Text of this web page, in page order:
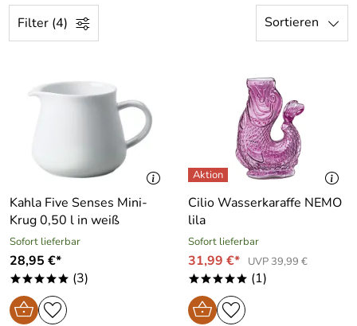
Filter (4) Sortieren
Kahla Five Senses Mini-
Krug 0,50 l in weiß
Sofort lieferbar
28,95 €*
***** (3)
Cilio Wasserkaraffe NEMO
lila
Sofort lieferbar
31,99 €* UVP 39,99 €
***** (1)